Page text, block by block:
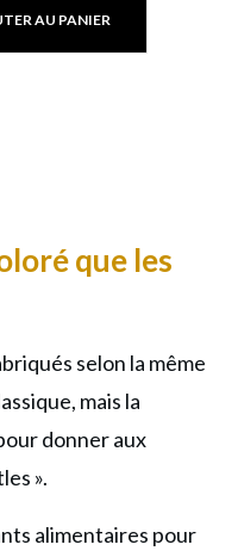
AU PANIER
que les
selon la même
mais la
donner aux
».
alimentaires pour